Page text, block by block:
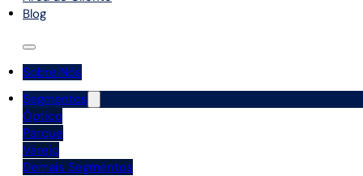
Blog
Sobre Nós
Segmentos
Óptico
Parque
Varejo
Demais Segmentos